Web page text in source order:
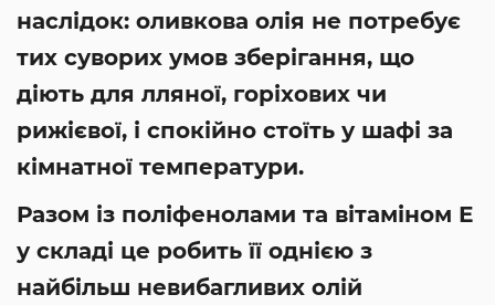
наслідок: оливкова олія не потребує
тих суворих умов зберігання, що
діють для лляної, горіхових чи
рижієвої, і спокійно стоїть у шафі за
кімнатної температури.
Разом із поліфенолами та вітаміном Е
у складі це робить її однією з
найбільш невибагливих олій